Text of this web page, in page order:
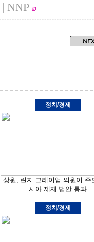
| NNP
정치/경제
상원, 린지 그레이엄 의원이 주
시아 제재 법안 통과
정치/경제